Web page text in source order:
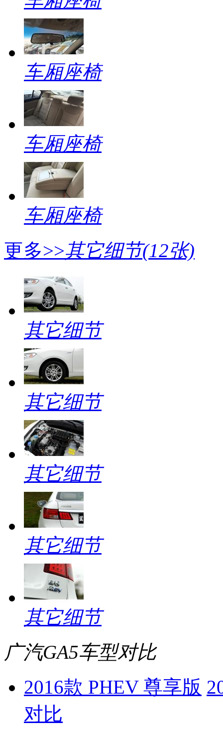
车厢座椅
车厢座椅
车厢座椅
更多>>其它细节(12张)
其它细节
其它细节
其它细节
其它细节
其它细节
广汽GA5车型对比
2016款 PHEV 尊享版
对比